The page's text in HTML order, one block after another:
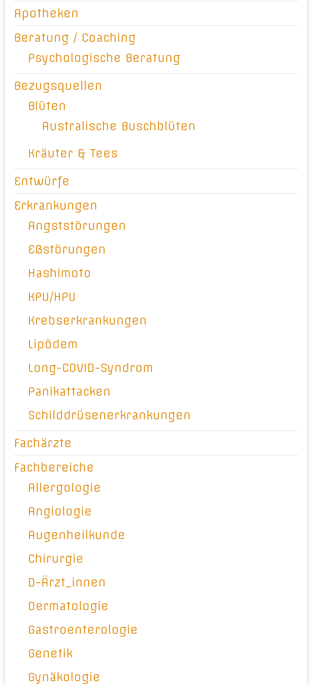
Apotheken
Beratung / Coaching
Psychologische Beratung
Bezugsquellen
Blüten
Australische Buschblüten
Kräuter & Tees
Entwürfe
Erkrankungen
Angststörungen
Eßstörungen
Hashimoto
KPU/HPU
Krebserkrankungen
Lipödem
Long-COVID-Syndrom
Panikattacken
Schilddrüsenerkrankungen
Fachärzte
Fachbereiche
Allergologie
Angiologie
Augenheilkunde
Chirurgie
D-Ärzt_innen
Dermatologie
Gastroenterologie
Genetik
Gynäkologie